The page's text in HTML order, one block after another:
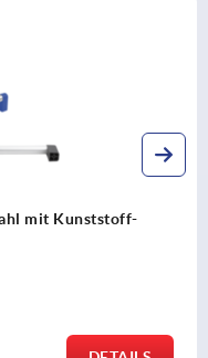
Rohrgriffe Bighand
26,47 CHF